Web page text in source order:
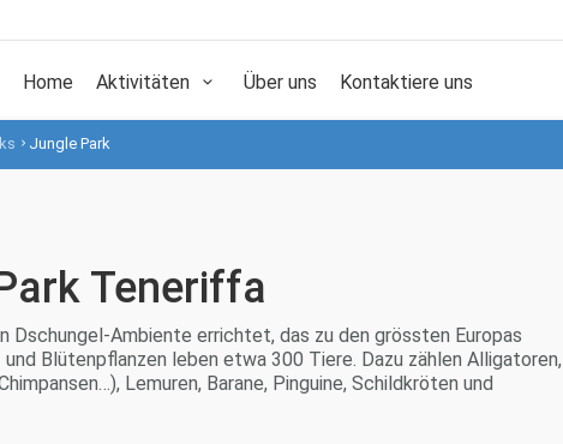
Home Aktivitäten Über uns Kontaktiere uns
Jungle Park
Teneriffa
Dschungel-Ambiente errichtet, das zu den grössten Europas
Blütenpflanzen leben etwa 300 Tiere. Dazu zählen Alligatoren,
Lemuren, Barane, Pinguine, Schildkröten und